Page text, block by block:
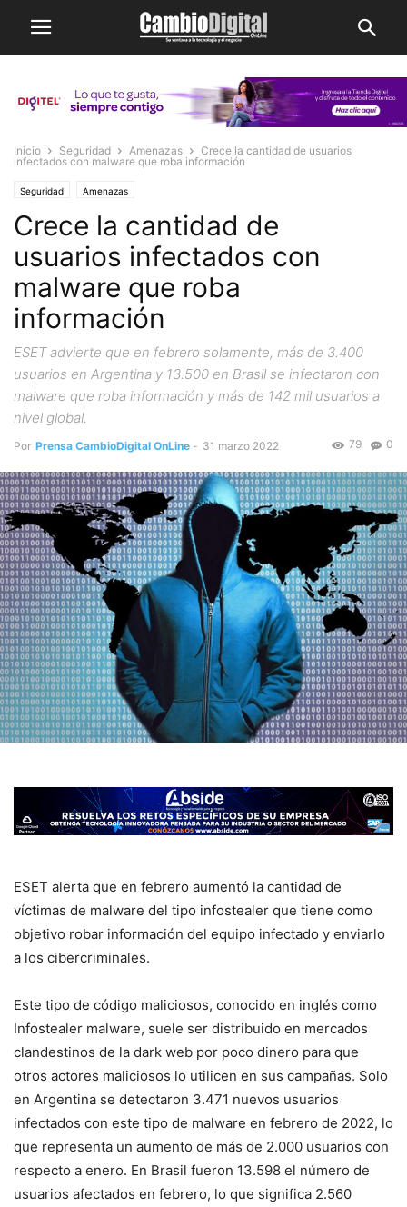
Inicio Seguridad Amenazas
Crece la cantidad de usuarios
infectados con malware que roba información
Seguridad Amenazas
Crece la cantidad de
usuarios infectados con
malware que roba
información
ESET advierte que en febrero solamente, más de 3.400
usuarios en Argentina y 13.500 en Brasil se infectaron con
malware que roba información y más de 142 mil usuarios a
nivel global.
Por Prensa CambioDigital OnLine - 31 marzo 2022 0
79
ESET alerta que en febrero aumentó la cantidad de
víctimas de malware del tipo infostealer que tiene como
objetivo robar información del equipo infectado y enviarlo
a los cibercriminales.
Este tipo de código maliciosos, conocido en inglés como
Infostealer malware, suele ser distribuido en mercados
clandestinos de la dark web por poco dinero para que
otros actores maliciosos lo utilicen en sus campañas. Solo
en Argentina se detectaron 3.471 nuevos usuarios
infectados con este tipo de malware en febrero de 2022, lo
que representa un aumento de más de 2.000 usuarios con
respecto a enero. En Brasil fueron 13.598 el número de
usuarios afectados en febrero, lo que significa 2.560